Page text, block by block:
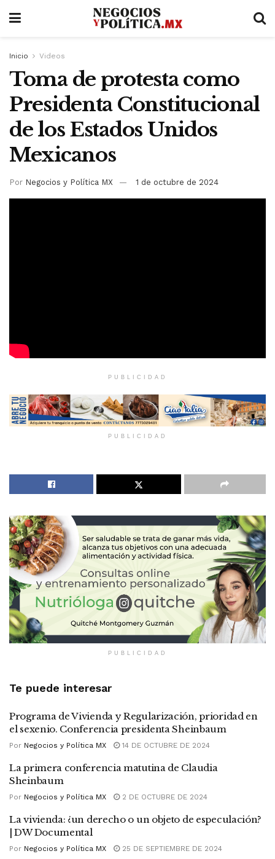
Inicio Videos
Toma de protesta como
Presidenta Constitucional
de los Estados Unidos
Mexicanos
Por Negocios y Política MX 1 de octubre de 2024
PUBLICIDAD
PUBLICIDAD
PUBLICIDAD
Te puede interesar
Programa de Vivienda y Regularización, prioridad en
el sexenio. Conferencia presidenta Sheinbaum
Por Negocios y Política MX 14 DE OCTUBRE DE 2024
La primera conferencia matutina de Claudia
Sheinbaum
Por Negocios y Política MX 2 DE OCTUBRE DE 2024
La vivienda: ¿un derecho o un objeto de especulación?
| DW Documental
Por Negocios y Política MX 25 DE SEPTIEMBRE DE 2024